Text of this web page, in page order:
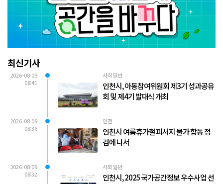
최신기사
2026-08-09
08:41
사회일반
인천시, 아동참여위원회 제3기 성과공유
회 및 제4기 발대식 개최
2026-08-09
08:36
인천
인천시 여름휴가철 피서지 물가 합동 점
검에 나서
2026-08-09
08:32
사회일반
인천시, 2025 국가공간정보 우수사업 선